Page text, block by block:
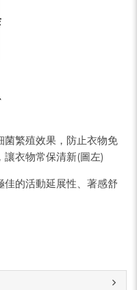
菌繁殖效果，防止衣物免
衣物常保清新(圖左)
的活動延展性、著感舒